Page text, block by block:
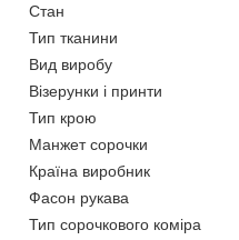
Стан
Тип тканини
Вид виробу
Візерунки і принти
Тип крою
Манжет сорочки
Країна виробник
Фасон рукава
Тип сорочкового коміра